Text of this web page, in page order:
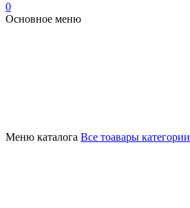
0
Основное меню
Меню каталога Все тоавары категории